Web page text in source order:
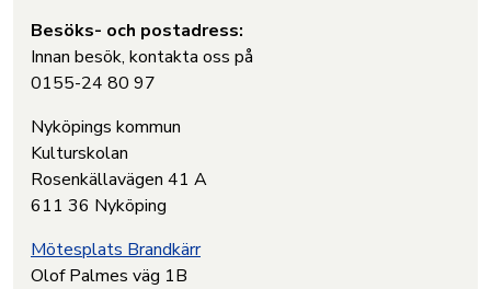
Besöks- och postadress:
Innan besök, kontakta oss på
0155-24 80 97
Nyköpings kommun
Kulturskolan
Rosenkällavägen 41 A
611 36 Nyköping
Mötesplats Brandkärr
Olof Palmes väg 1B